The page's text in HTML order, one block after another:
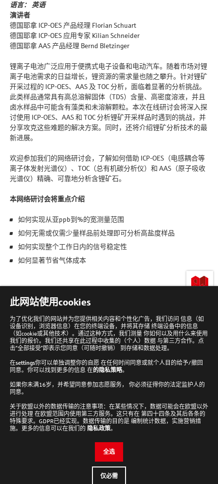
语言： 英语
演讲者
德国耶拿 ICP-OES 产品经理 Florian Schuart
德国耶拿 ICP-OES 应用专家 Kilian Schneider
德国耶拿 AAS 产品经理 Bernd Bletzinger
锂离子电池广泛应用于便携式电子设备和电动汽车。随着市场对锂
离子电池需求的日益增长，锂资源的需求量也随之攀升。针对锂矿
开采过程的 ICP-OES、AAS 及 TOC 分析，面临着显著的分析挑战。
此类样品通常具有高总溶解固体（TDS）含量、高密度溶液，并且
卤水样品中可能含有藻类和未溶解颗粒。本次在线研讨会将深入探
讨使用 ICP-OES、AAS 和 TOC 分析锂矿开采样品时遇到的挑战，并
分享攻克这些难题的解决方案。同时，还将介绍锂矿分析技术的最
新进展。
欢迎参加我们的网络研讨会，了解如何借助 ICP-OES（电感耦合等
离子体发射光谱仪）、TOC（总有机碳分析仪）和 AAS（原子吸收
光谱仪）精确、可靠地分析含锂矿石。
本网络研讨会将重点介绍
如何实现从亚ppb到%的宽测量范围
如何无需或仅需少量样品前处理即可分析高盐度样品
如何实现整个工作日内的信号稳定性
如何显著节省气体成本
到
顶
部
Analytik Jena 新闻通讯
接收新闻通讯
Cookie设置
此网站使用cookies
为了优化我们的网站并为您提供相关内容和个性化广告，我们访问 信息（如
设备识别，浏览器信息）在您的终端设备，并将其存储 终端设备中的信息
（如cookie或其他技术）。通过这种方式，我们测量 你如何以及用什么来使用
我们的报价。我们还共享在此过程中收集的（个人）数据 与第三方合作。点
击“全部接受”即表示您同意（可随时撤销） 到存储和数据处理。
在settings你可以单独调整你的自愿 在任何时间同意或就个人目的给予/撤回
同意。你可以找到更多的信息 在的隐私策略。
如果你未满16岁，并希望同意参加志愿服务， 你必须征得你的法定监护人的
同意。
关于欧盟以外的数据传输的注意事项：在某些情况下，数据可能会在欧盟以外
进行处理 在欧盟范围内使用第三方服务。这只有在 第四十四条及其后各条的
特殊要求。GDPR已经实现。数据传输的目的是 编制统计数据，实施营销措
施。更多的信息可以在我们的 隐私政策。
全选
仅必需